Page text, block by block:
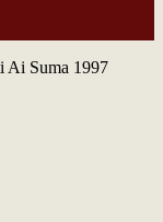
Ai Suma 1997